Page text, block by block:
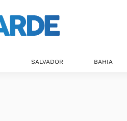
SALVADOR BAHIA